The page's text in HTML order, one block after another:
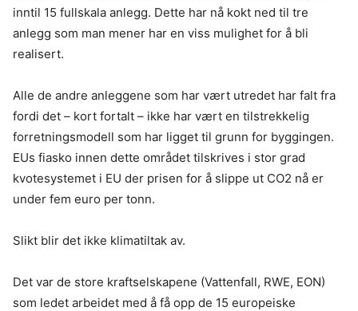
inntil 15 fullskala anlegg. Dette har nå kokt ned til tre
anlegg som man mener har en viss mulighet for å bli
realisert.
Alle de andre anleggene som har vært utredet har falt fra
fordi det – kort fortalt – ikke har vært en tilstrekkelig
forretningsmodell som har ligget til grunn for byggingen.
EUs fiasko innen dette området tilskrives i stor grad
kvotesystemet i EU der prisen for å slippe ut CO2 nå er
under fem euro per tonn.
Slikt blir det ikke klimatiltak av.
Det var de store kraftselskapene (Vattenfall, RWE, EON)
som ledet arbeidet med å få opp de 15 europeiske